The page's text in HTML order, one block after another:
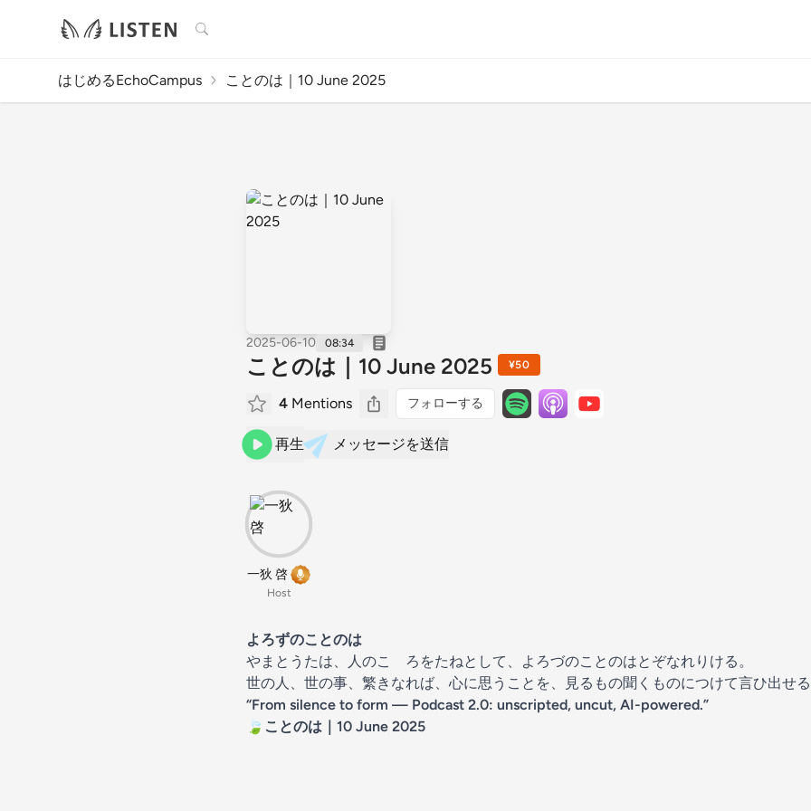
検索
はじめるEchoCampus ことのは｜10 June 2025
2025-06-10 08:34
ことのは｜10 June 2025 ¥50
4 Mentions フォローする
再生 メッセージを送信
一狄 啓
Host
よろずのことのは
やまとうたは、人のこゝろをたねとして、よろづのことのはとぞなれりける。
世の人、世の事、繁きなれば、心に思うことを、見るもの聞くものにつけて言ひ出せ
“From silence to form — Podcast 2.0: unscripted, uncut, AI-powered.”
🍃ことのは｜10 June 2025